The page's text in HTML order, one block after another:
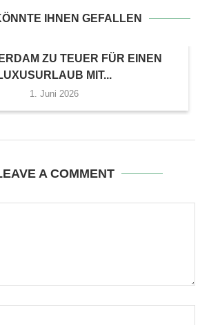
IHNEN GEFALLEN
ZU TEUER FÜR EINEN
MIT...
1. Juni 2026
A COMMENT